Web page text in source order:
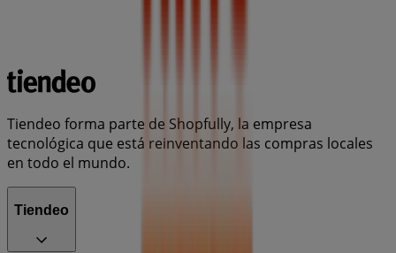
Tiendeo forma parte de Shopfully, la empresa
tecnológica que está reinventando las compras locales
en todo el mundo.
Tiendeo